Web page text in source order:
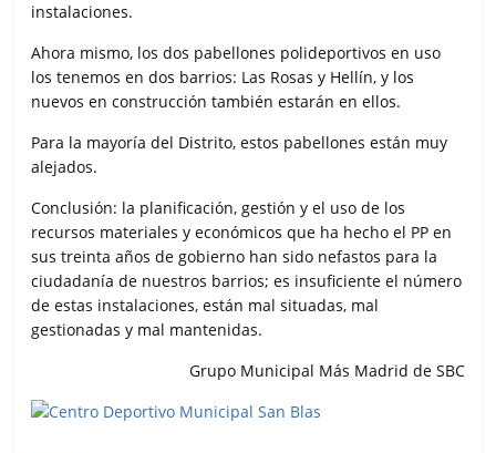
instalaciones.
Ahora mismo, los dos pabellones polideportivos en uso
los tenemos en dos barrios: Las Rosas y Hellín, y los
nuevos en construcción también estarán en ellos.
Para la mayoría del Distrito, estos pabellones están muy
alejados.
Conclusión: la planificación, gestión y el uso de los
recursos materiales y económicos que ha hecho el PP en
sus treinta años de gobierno han sido nefastos para la
ciudadanía de nuestros barrios; es insuficiente el número
de estas instalaciones, están mal situadas, mal
gestionadas y mal mantenidas.
Grupo Municipal Más Madrid de SBC